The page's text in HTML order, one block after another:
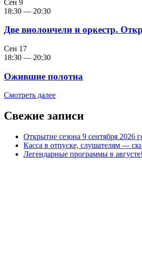
Сен 9
18:30 — 20:30
Две виолончели и оркестр.
Сен 17
18:30 — 20:30
Ожившие полотна
Смотреть далее
Свежие записи
Открытие сезона 9 сентября 2026
Касса в отпуске, слушателям —
Легендарные программы в августе!